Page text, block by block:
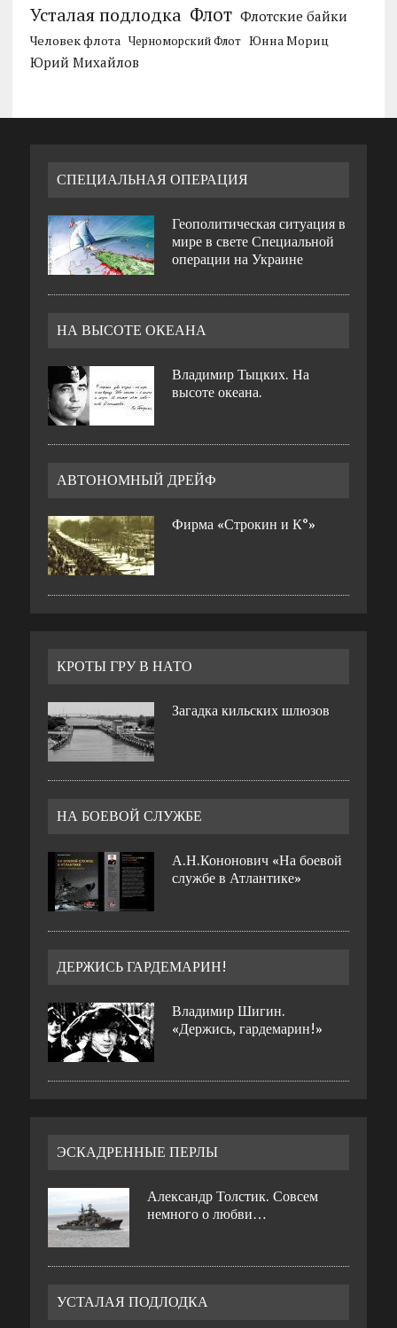
Усталая подлодка Флот Флотские байки
Человек флота Черноморский Флот Юнна Мориц
Юрий Михайлов
СПЕЦИАЛЬНАЯ ОПЕРАЦИЯ
Геополитическая ситуация в
мире в свете Специальной
операции на Украине
НА ВЫСОТЕ ОКЕАНА
Владимир Тыцких. На
высоте океана.
АВТОНОМНЫЙ ДРЕЙФ
Фирма «Строкин и К°»
КРОТЫ ГРУ В НАТО
Загадка кильских шлюзов
НА БОЕВОЙ СЛУЖБЕ
А.Н.Кононович «На боевой
службе в Атлантике»
ДЕРЖИСЬ ГАРДЕМАРИН!
Владимир Шигин.
«Держись, гардемарин!»
ЭСКАДРЕННЫЕ ПЕРЛЫ
Александр Толстик. Совсем
немного о любви…
УСТАЛАЯ ПОДЛОДКА